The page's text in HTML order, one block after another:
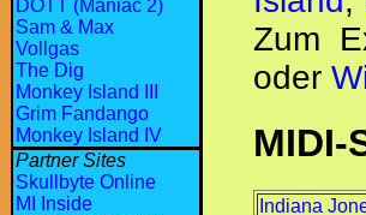
DOTT (Maniac 2)
Sam & Max
Vollgas
The Dig
Monkey Island III
Grim Fandango
Monkey Island IV
Partner Sites
Skullbyte Online
MI Inside
Zum
oder
MIDI-
Indiana